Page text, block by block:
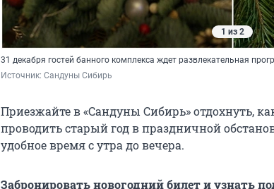
1 из 2
31 декабря гостей банного комплекса ждет развлекательная
Источник: Сандуны Сибирь
Приезжайте в «Сандуны Сибирь» отдохнуть,
проводить старый год в праздничной
удобное время с утра до вечера.
Забронировать новогодний билет и узнать